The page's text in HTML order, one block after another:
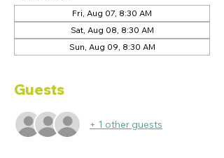
Fri, Aug 07, 8:30 AM
Sat, Aug 08, 8:30 AM
Sun, Aug 09, 8:30 AM
Guests
+ 1 other guests